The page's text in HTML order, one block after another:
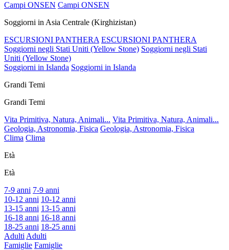
Campi ONSEN Campi ONSEN
Soggiorni in Asia Centrale (Kirghizistan)
ESCURSIONI PANTHERA ESCURSIONI PANTHERA
Soggiorni negli Stati Uniti (Yellow Stone) Soggiorni negli Stati
Uniti (Yellow Stone)
Soggiorni in Islanda Soggiorni in Islanda
Grandi Temi
Grandi Temi
Vita Primitiva, Natura, Animali... Vita Primitiva, Natura, Animali...
Geologia, Astronomia, Fisica Geologia, Astronomia, Fisica
Clima Clima
Età
Età
7-9 anni 7-9 anni
10-12 anni 10-12 anni
13-15 anni 13-15 anni
16-18 anni 16-18 anni
18-25 anni 18-25 anni
Adulti Adulti
Famiglie Famiglie